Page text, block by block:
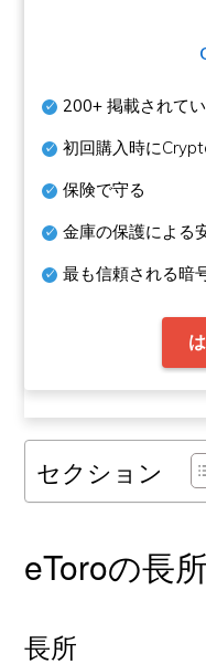
200+ 掲載されて
初回購入時に
保険で守る
金庫の保護による
最も信頼される暗
セクション
eToroの長
長所